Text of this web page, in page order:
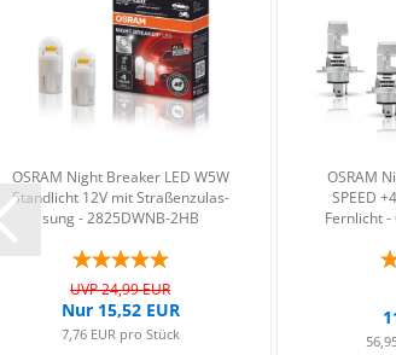
OSRAM Night Brea­ker LED W5W
Stand­licht 12V mit Stra­ßen­zu­las­
sung - 2825DWNB-​​2HB
UVP 24,99 EUR
Nur 15,52 EUR
7,76 EUR pro Stück
OSRAM
SPEED
Fern­licht -